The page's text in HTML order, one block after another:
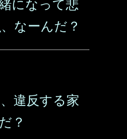
になって悲
なーんだ？
違反する家
？